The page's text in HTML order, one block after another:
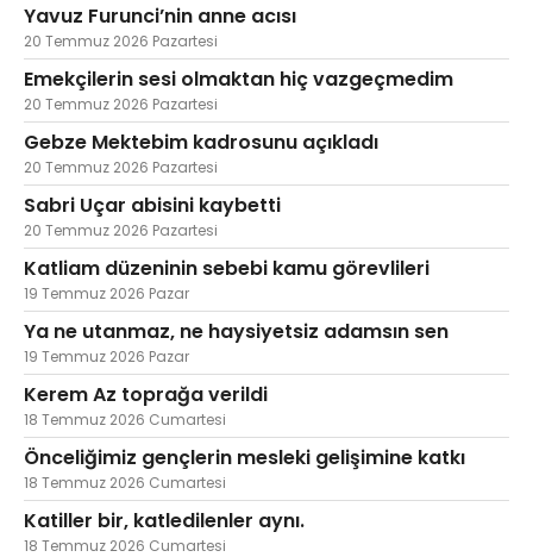
Yavuz Furunci’nin anne acısı
20 Temmuz 2026 Pazartesi
Emekçilerin sesi olmaktan hiç vazgeçmedim
20 Temmuz 2026 Pazartesi
Gebze Mektebim kadrosunu açıkladı
20 Temmuz 2026 Pazartesi
Sabri Uçar abisini kaybetti
20 Temmuz 2026 Pazartesi
Katliam düzeninin sebebi kamu görevlileri
19 Temmuz 2026 Pazar
Ya ne utanmaz, ne haysiyetsiz adamsın sen
19 Temmuz 2026 Pazar
Kerem Az toprağa verildi
18 Temmuz 2026 Cumartesi
Önceliğimiz gençlerin mesleki gelişimine katkı
18 Temmuz 2026 Cumartesi
Katiller bir, katledilenler aynı.
18 Temmuz 2026 Cumartesi